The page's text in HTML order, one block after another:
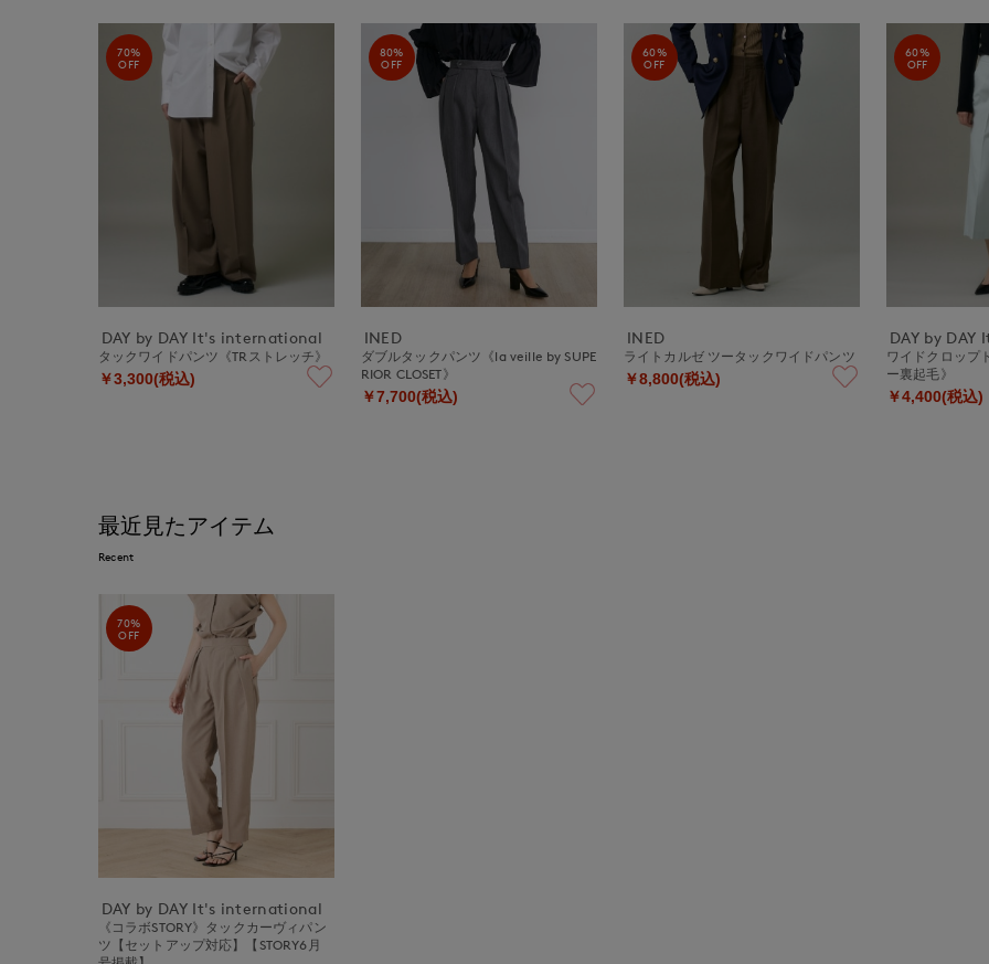
70%
OFF
DAY by DAY It's international
タックワイドパンツ《TRストレッチ》
￥3,300(税込)
80%
OFF
INED
ダブルタックパンツ《la veille by SUPE
RIOR CLOSET》
￥7,700(税込)
60%
OFF
INED
ライトカルゼ ツータックワイドパンツ
￥8,800(税込)
60%
OFF
DAY by
ワイドクロップ
ー裏起毛》
￥4,400(税込)
最近見たアイテム
Recent
70%
OFF
DAY by DAY It's international
《コラボSTORY》タックカーヴィパン
ツ【セットアップ対応】【STORY6月